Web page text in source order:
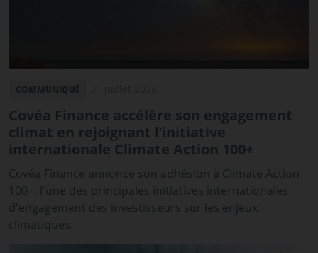
Covéa Finance accélère son engagement
climat en rejoignant l’initiative
internationale Climate Action 100+
Covéa Finance annonce son adhésion à Climate Action
100+, l'une des principales initiatives internationales
d'engagement des investisseurs sur les enjeux
climatiques.